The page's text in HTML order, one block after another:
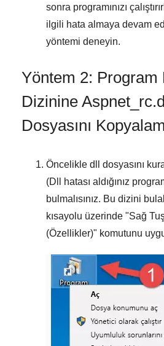
sonra programınızı
ilgili hata almaya devam
yöntemi deneyin.
Yöntem 2: Program
Dizinine
Dosyasını
Öncelikle dll dosyasını
(Dll hatası aldığınız
bulmalısınız. Bu dizini
kısayolu üzerinde "Sağ
(Özellikler)" komutunu